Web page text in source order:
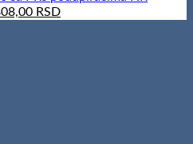
RSD.151.410,00 RSD.
RSDCurrent